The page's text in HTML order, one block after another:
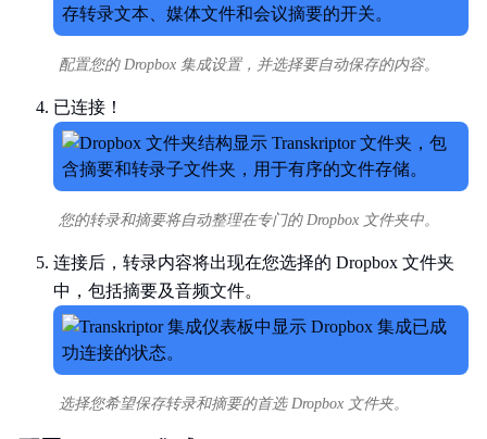
配置您的 Dropbox 集成设置，并选择要自动保存的内容。
已连接！
您的转录和摘要将自动整理在专门的 Dropbox 文件夹中。
连接后，转录内容将出现在您选择的 Dropbox 文件夹
中，包括摘要及音频文件。
选择您希望保存转录和摘要的首选 Dropbox 文件夹。